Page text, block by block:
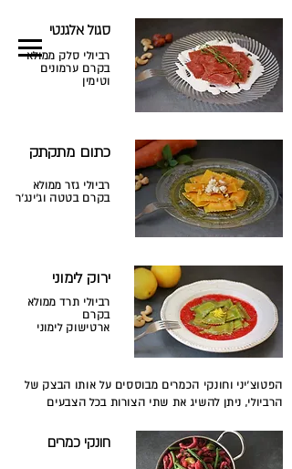
טעם. צבע. אהבה.
סגול אלגנטי
רביולי סלק ממולא
בקרם ערמונים
וטימין
כתום מתקתק
רביולי גזר ממולא
בקרם בטטה וג'ינג'ר
ירוק לימוני
רביולי תרד ממולא
בקרם
ארטישוק לימוני
הפטוצ'יני וחונקי הכמרים מבוססים על אותו הבצק של
הרביולי, ניתן להשיג את שתי הצורות בכל הצבעים
חונקי כמרים